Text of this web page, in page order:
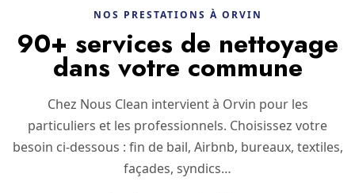
NOS PRESTATIONS À ORVIN
90+ services de nettoyage
dans votre commune
Chez Nous Clean intervient à Orvin pour les
particuliers et les professionnels. Choisissez votre
besoin ci-dessous : fin de bail, Airbnb, bureaux, textiles,
façades, syndics…